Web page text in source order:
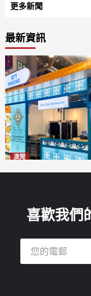
更多新聞
最新資訊
澳聞
喜歡我們